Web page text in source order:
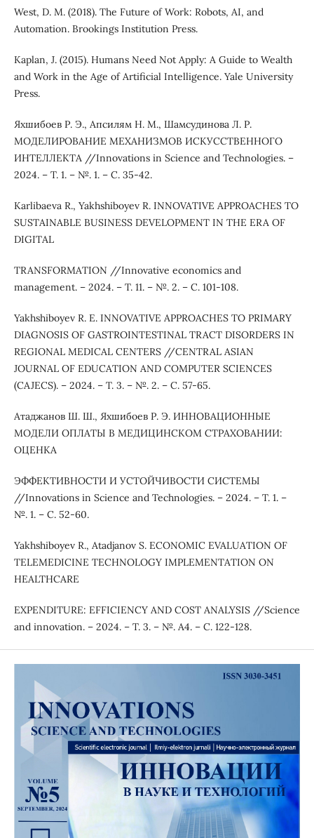
West, D. M. (2018). The Future of Work: Robots, AI, and
Automation. Brookings Institution Press.
Kaplan, J. (2015). Humans Need Not Apply: A Guide to Wealth
and Work in the Age of Artificial Intelligence. Yale University
Press.
Яхшибоев Р. Э., Апсилям Н. М., Шамсудинова Л. Р.
МОДЕЛИРОВАНИЕ МЕХАНИЗМОВ ИСКУССТВЕННОГО
ИНТЕЛЛЕКТА //Innovations in Science and Technologies. –
2024. – Т. 1. – №. 1. – С. 35-42.
Karlibaeva R., Yakhshiboyev R. INNOVATIVE APPROACHES TO
SUSTAINABLE BUSINESS DEVELOPMENT IN THE ERA OF
DIGITAL
TRANSFORMATION //Innovative economics and
management. – 2024. – Т. 11. – №. 2. – С. 101-108.
Yakhshiboyev R. E. INNOVATIVE APPROACHES TO PRIMARY
DIAGNOSIS OF GASTROINTESTINAL TRACT DISORDERS IN
REGIONAL MEDICAL CENTERS //CENTRAL ASIAN
JOURNAL OF EDUCATION AND COMPUTER SCIENCES
(CAJECS). – 2024. – Т. 3. – №. 2. – С. 57-65.
Атаджанов Ш. Ш., Яхшибоев Р. Э. ИННОВАЦИОННЫЕ
МОДЕЛИ ОПЛАТЫ В МЕДИЦИНСКОМ СТРАХОВАНИИ:
ОЦЕНКА
ЭФФЕКТИВНОСТИ И УСТОЙЧИВОСТИ СИСТЕМЫ
//Innovations in Science and Technologies. – 2024. – Т. 1. –
№. 1. – С. 52-60.
Yakhshiboyev R., Atadjanov S. ECONOMIC EVALUATION OF
TELEMEDICINE TECHNOLOGY IMPLEMENTATION ON
HEALTHCARE
EXPENDITURE: EFFICIENCY AND COST ANALYSIS //Science
and innovation. – 2024. – Т. 3. – №. A4. – С. 122-128.